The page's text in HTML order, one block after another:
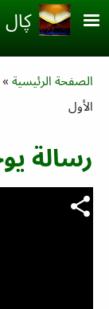
main content
ڮال
الصفحة الرئيسية
الأول
رسالة